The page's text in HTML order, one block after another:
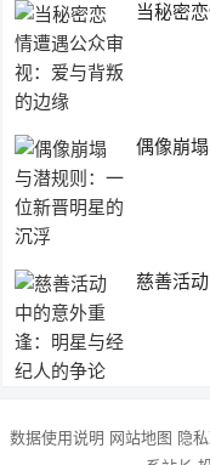
当秘密
偶像崩
慈善活
数据使用说明 网站地图 隐